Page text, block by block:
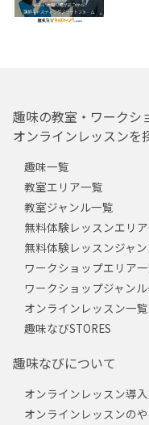
趣味の教室・ワークシ
オンラインレッスンを
趣味一覧
教室エリア一覧
教室ジャンル一覧
無料体験レッスンエリ
無料体験レッスンジャ
ワークショップエリア
ワークショップジャン
オンラインレッスン一覧
趣味なびSTORES
趣味なびについて
オンラインレッスン導
オンラインレッスンの